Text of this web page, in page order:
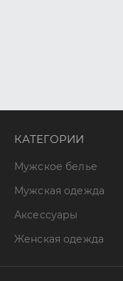
КАТЕГОРИИ
Мужское белье
Мужская одежда
Аксессуары
Женская одежда